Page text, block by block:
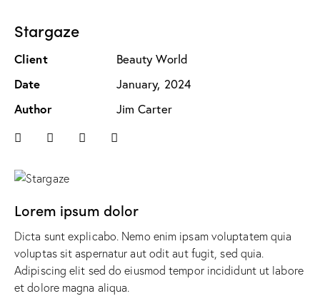
Stargaze
Client Beauty World
Date January, 2024
Author Jim Carter
Lorem ipsum dolor
Dicta sunt explicabo. Nemo enim ipsam voluptatem quia
voluptas sit aspernatur aut odit aut fugit, sed quia.
Adipiscing elit sed do eiusmod tempor incididunt ut labore
et dolore magna aliqua.